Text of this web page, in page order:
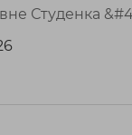
Студенка